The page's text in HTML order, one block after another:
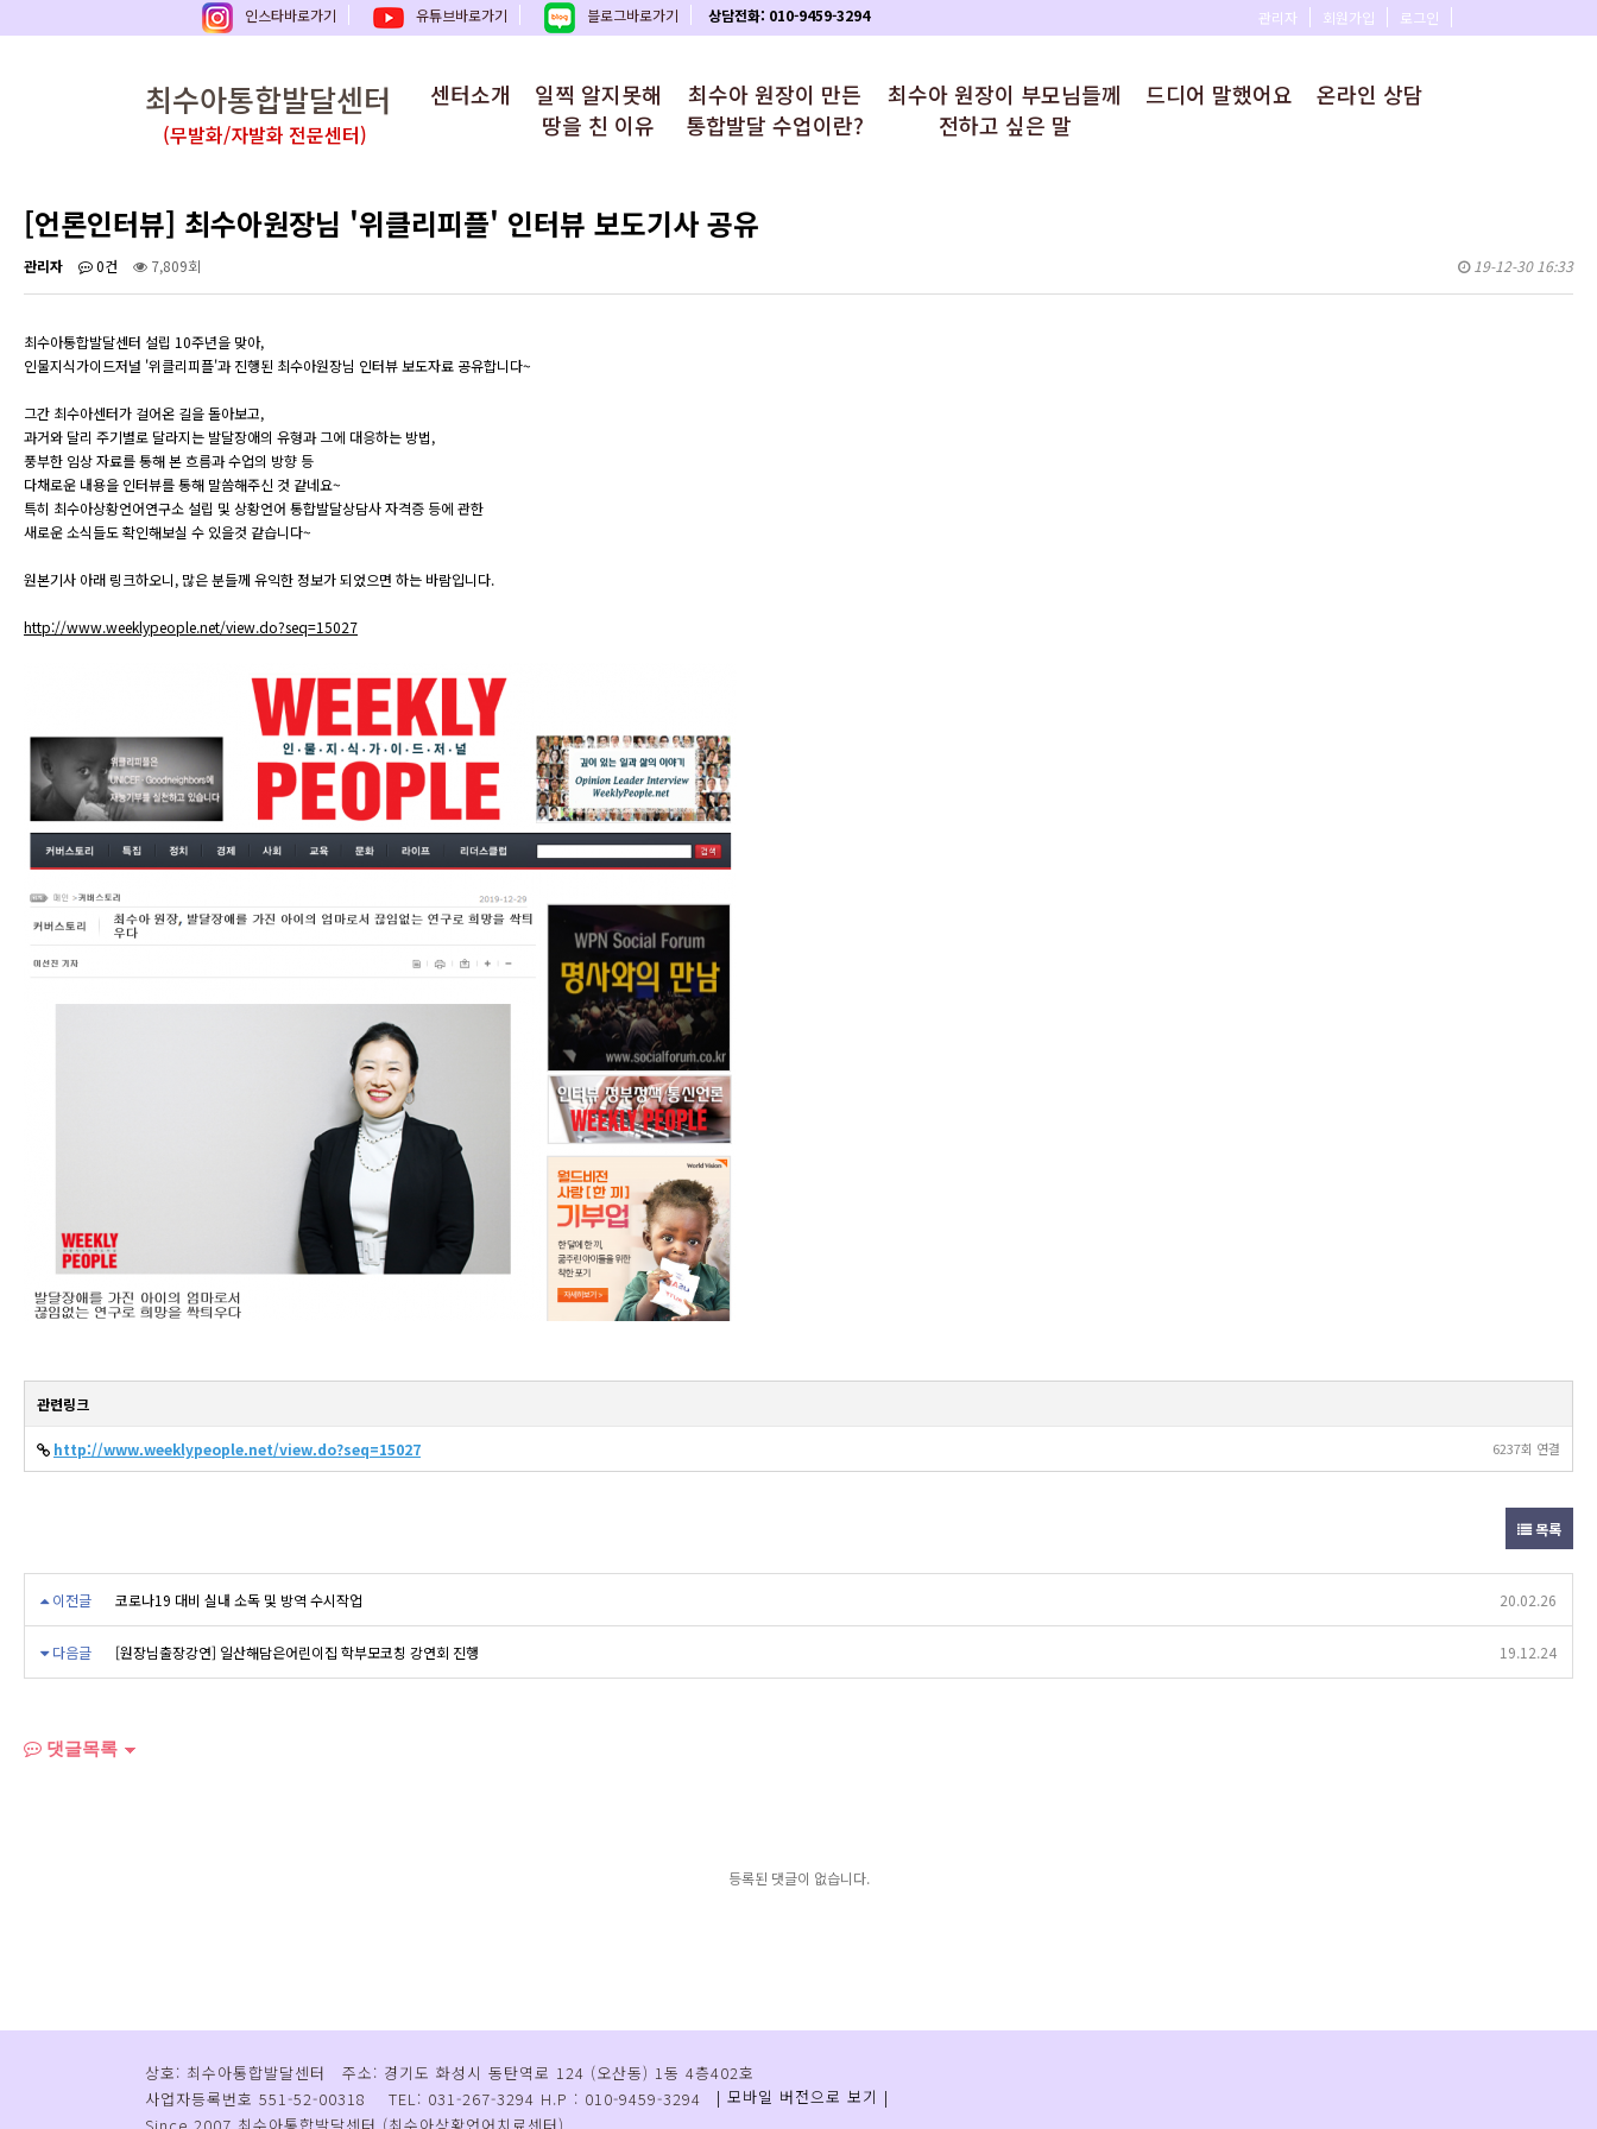
로그인
회원가입
관리자
블로그바로가기
유튜브바로가기
인스타바로가기 상담전화: 010-9459-3294
최수아통합발달센터
(무발화/자발화 전문센터)
센터소개
일찍 알지못해
땅을 친 이유
최수아 원장이 만든
통합발달 수업이란?
최수아 원장이 부모님들께
전하고 싶은 말
드디어 말했어요 온라인 상담
[언론인터뷰] 최수아원장님 '위클리피플' 인터뷰 보도기사 공유
관리자 0건 7,809회 19-12-30 16:33
최수아통합발달센터 설립 10주년을 맞아,
인물지식가이드저널 '위클리피플'과 진행된 최수아원장님 인터뷰 보도자료 공유합니다~
그간 최수아센터가 걸어온 길을 돌아보고,
과거와 달리 주기별로 달라지는 발달장애의 유형과 그에 대응하는 방법,
풍부한 임상 자료를 통해 본 흐름과 수업의 방향 등
다채로운 내용을 인터뷰를 통해 말씀해주신 것 같네요~
특히 최수아상황언어연구소 설립 및 상황언어 통합발달상담사 자격증 등에 관한
새로운 소식들도 확인해보실 수 있을것 같습니다~
원본기사 아래 링크하오니, 많은 분들께 유익한 정보가 되었으면 하는 바람입니다.
http://www.weeklypeople.net/view.do?seq=15027
관련링크
http://www.weeklypeople.net/view.do?seq=15027 6237회 연결
목록
이전글 코로나19 대비 실내 소독 및 방역 수시작업 20.02.26
다음글 [원장님출장강연] 일산해담은어린이집 학부모코칭 강연회 진행 19.12.24
댓글목록
등록된 댓글이 없습니다.
상호: 최수아통합발달센터 주소: 경기도 화성시 동탄역로 124 (오산동) 1동 4층402호
사업자등록번호 551-52-00318 TEL: 031-267-3294 H.P : 010-9459-3294
| 모바일 버전으로 보기 |